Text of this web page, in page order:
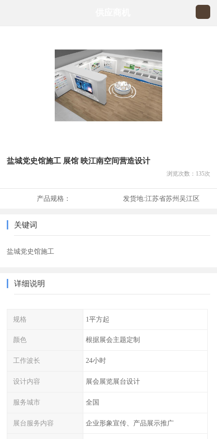
盐城党史馆施工 展馆 映江南空间营造设计
浏览次数： 135次
产品规格： 发货地:江苏省苏州吴江区
关键词
盐城党史馆施工
详细说明
规格 1平方起
颜色 根据展会主题定制
工作波长 24小时
设计内容 展会展览展台设计
服务城市 全国
展台服务内容 企业形象宣传、产品展示推广